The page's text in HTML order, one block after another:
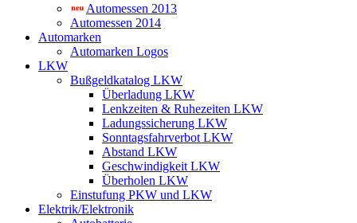
Automessen 2013
Automessen 2014
Automarken
Automarken Logos
LKW
Bußgeldkatalog LKW
Überladung LKW
Lenkzeiten & Ruhezeiten LKW
Ladungssicherung LKW
Sonntagsfahrverbot LKW
Abstand LKW
Geschwindigkeit LKW
Überholen LKW
Einstufung PKW und LKW
Elektrik/Elektronik